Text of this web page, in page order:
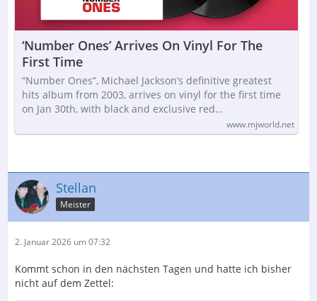
‘Number Ones’ Arrives On Vinyl For The
First Time
“Number Ones”, Michael Jackson’s definitive greatest
hits album from 2003, arrives on vinyl for the first time
on Jan 30th, with black and exclusive red…
www.mjworld.net
Stellan
Meister
2. Januar 2026 um 07:32
Kommt schon in den nächsten Tagen und hatte ich bisher
nicht auf dem Zettel: